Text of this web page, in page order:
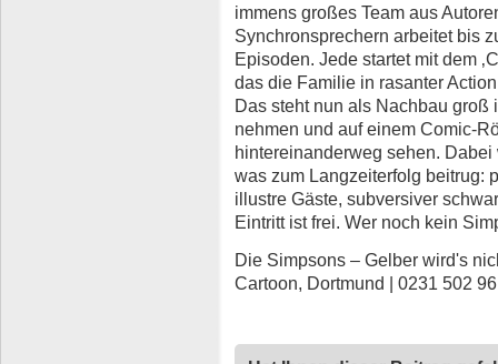
immens großes Team aus
Synchronsprechern arbeitet bis
Episoden. Jede startet mit dem
das die Familie in rasanter
Das steht nun als Nachbau groß
nehmen und auf einem Comic-
hintereinanderweg sehen.
was zum Langzeiterfolg beitrug:
illustre Gäste, subversiver
Eintritt ist frei. Wer noch kein
Die Simpsons – Gelber wird's
Cartoon, Dortmund | 0231 502